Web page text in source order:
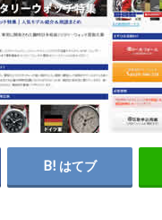
はてブ